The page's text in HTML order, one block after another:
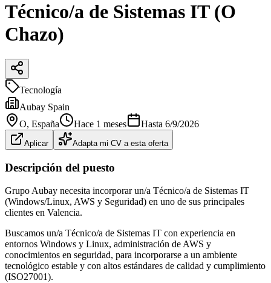
Técnico/a de Sistemas IT (O
Chazo)
Tecnología
Aubay Spain
O, España Hace 1 meses Hasta 6/9/2026
Aplicar Adapta mi CV a esta oferta
Descripción del puesto
Grupo Aubay necesita incorporar un/a Técnico/a de Sistemas IT
(Windows/Linux, AWS y Seguridad) en uno de sus principales
clientes en Valencia.
Buscamos un/a Técnico/a de Sistemas IT con experiencia en
entornos Windows y Linux, administración de AWS y
conocimientos en seguridad, para incorporarse a un ambiente
tecnológico estable y con altos estándares de calidad y cumplimiento
(ISO27001).